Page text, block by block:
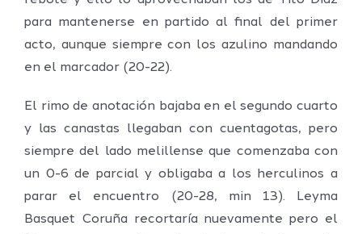
para mantenerse en partido al final del primer
acto, aunque siempre con los azulino mandando
en el marcador (20-22).
El rimo de anotación bajaba en el segundo cuarto
y las canastas llegaban con cuentagotas, pero
siempre del lado melillense que comenzaba con
un 0-6 de parcial y obligaba a los herculinos a
parar el encuentro (20-28, min 13). Leyma
Basquet Coruña recortaría nuevamente pero el